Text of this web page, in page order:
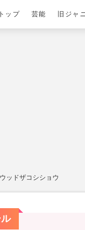
トップ 芸能 旧ジャ
ッドザコシショウ